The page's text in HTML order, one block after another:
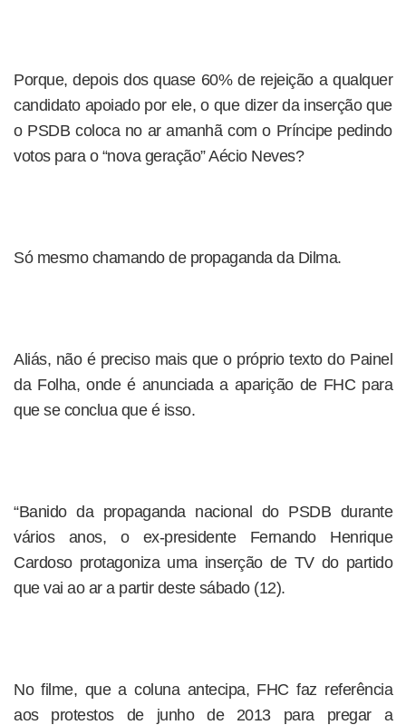
Porque, depois dos quase 60% de rejeição a qualquer
candidato apoiado por ele, o que dizer da inserção que
o PSDB coloca no ar amanhã com o Príncipe pedindo
votos para o “nova geração” Aécio Neves?
Só mesmo chamando de propaganda da Dilma.
Aliás, não é preciso mais que o próprio texto do Painel
da Folha, onde é anunciada a aparição de FHC para
que se conclua que é isso.
“Banido da propaganda nacional do PSDB durante
vários anos, o ex-presidente Fernando Henrique
Cardoso protagoniza uma inserção de TV do partido
que vai ao ar a partir deste sábado (12).
No filme, que a coluna antecipa, FHC faz referência
aos protestos de junho de 2013 para pregar a